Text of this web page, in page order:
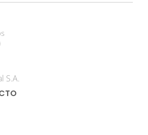
S.A.